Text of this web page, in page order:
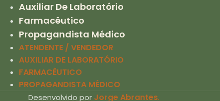
Auxiliar De Laboratório
Farmacêutico
Propagandista Médico
ATENDENTE / VENDEDOR
AUXILIAR DE LABORATÓRIO
FARMACÊUTICO
PROPAGANDISTA MÉDICO
Desenvolvido por Jorge Abrantes.